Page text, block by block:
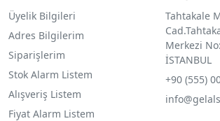
Üyelik Bilgileri
Adres Bilgilerim
Siparişlerim
Stok Alarm Listem
Alışveriş Listem
Fiyat Alarm Listem
Tahtakale
Merkezi
İSTANBUL
+90 (555)